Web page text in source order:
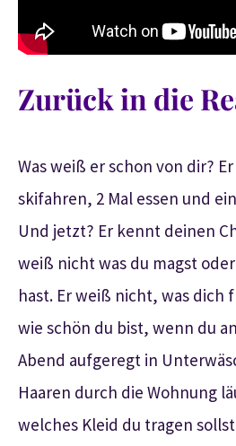
Zurück in die
Was weiß er schon von dir?
skifahren, 2 Mal essen und
Und jetzt? Er kennt deinen
weiß nicht was du magst
hast. Er weiß nicht, was dich
wie schön du bist, wenn du
Abend aufgeregt in
Haaren durch die Wohnung
welches Kleid du tragen